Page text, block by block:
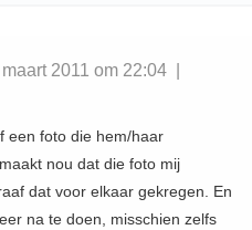
2011 om 22:04 |
een foto die hem/haar
nou dat die foto mij
dat voor elkaar gekregen. En
na te doen, misschien zelfs